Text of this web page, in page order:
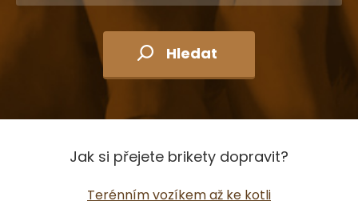
Hledat
Jak si přejete brikety dopravit?
Terénním vozíkem až ke kotli